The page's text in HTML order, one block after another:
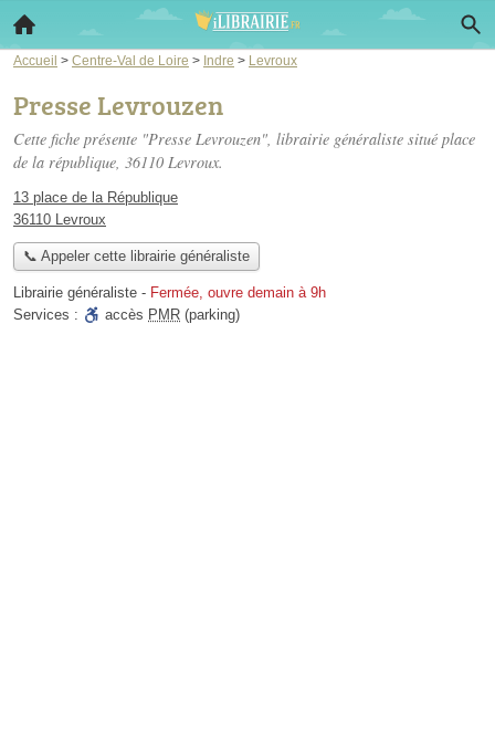
Accueil > Centre-Val de Loire > Indre > Levroux
Presse Levrouzen
Cette fiche présente "Presse Levrouzen", librairie généraliste situé place
de la république, 36110 Levroux.
13 place de la République
36110 Levroux
📞 Appeler cette librairie généraliste
Librairie généraliste - Fermée, ouvre demain à 9h
Services :
accès PMR (parking)